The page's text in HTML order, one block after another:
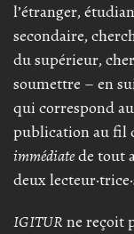
l’étranger,
secondaire,
du supérieur,
soumettre – en
qui correspond
publication au fil
immédiatede tout
deux
IGITUR ne reçoit